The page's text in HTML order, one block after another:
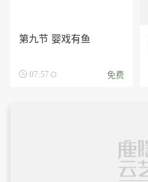
第九节 婴戏有鱼
 07:57 免费